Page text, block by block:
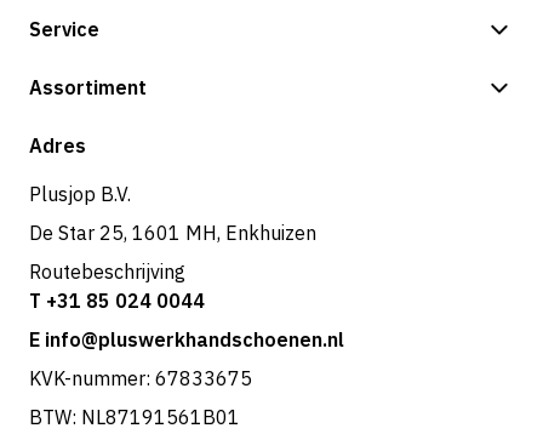
Service
Betalingsmogelijkheden
Retouren & service
Assortiment
Shop
Adres
Plusjop B.V.
De Star 25, 1601 MH, Enkhuizen
Routebeschrijving
T +31 85 024 0044
E info@pluswerkhandschoenen.nl
KVK-nummer: 67833675
BTW: NL87191561B01